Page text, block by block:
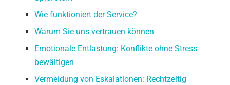
Wie funktioniert der Service?
Warum Sie uns vertrauen können
Emotionale Entlastung: Konflikte ohne Stress
bewältigen
Vermeidung von Eskalationen: Rechtzeitig